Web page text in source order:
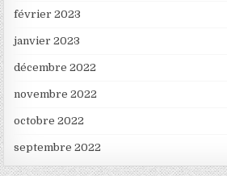
février 2023
janvier 2023
décembre 2022
novembre 2022
octobre 2022
septembre 2022